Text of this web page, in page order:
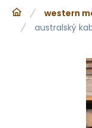
western
australský